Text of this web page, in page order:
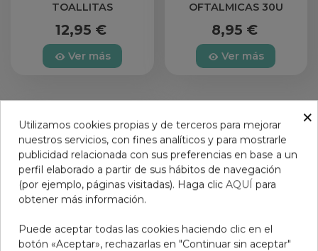
TOALLITAS
12,95 €
Ver más
OFTALMICAS 30U
8,95 €
Ver más
×
Utilizamos cookies propias y de terceros para mejorar
nuestros servicios, con fines analíticos y para mostrarle
publicidad relacionada con sus preferencias en base a un
perfil elaborado a partir de sus hábitos de navegación
(por ejemplo, páginas visitadas). Haga clic AQUÍ para
obtener más información.
Puede aceptar todas las cookies haciendo clic en el
botón «Aceptar», rechazarlas en "Continuar sin aceptar"